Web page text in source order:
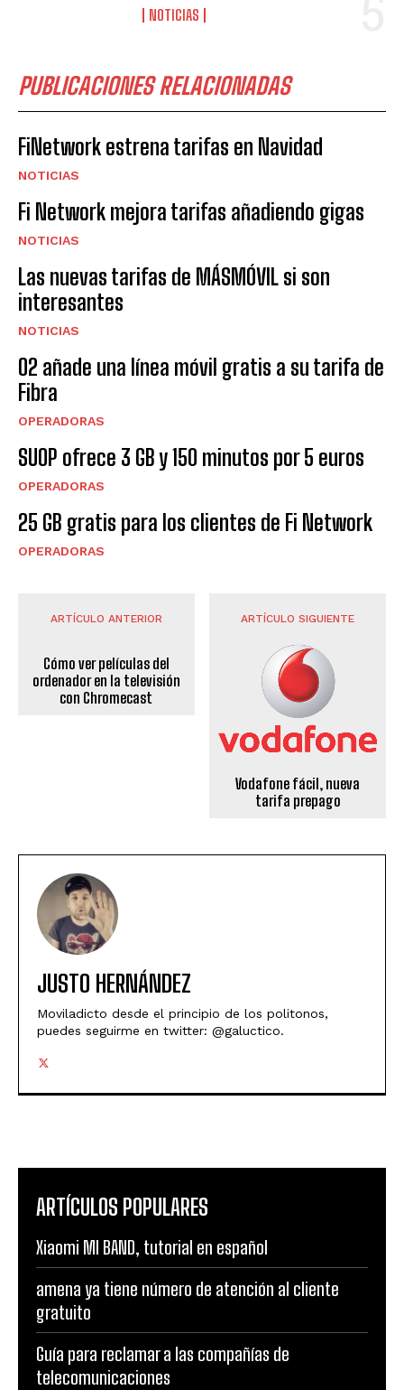
NOTICIAS
PUBLICACIONES RELACIONADAS
FiNetwork estrena tarifas en Navidad
NOTICIAS
Fi Network mejora tarifas añadiendo gigas
NOTICIAS
Las nuevas tarifas de MÁSMÓVIL si son
interesantes
NOTICIAS
O2 añade una línea móvil gratis a su tarifa de
Fibra
OPERADORAS
SUOP ofrece 3 GB y 150 minutos por 5 euros
OPERADORAS
25 GB gratis para los clientes de Fi Network
OPERADORAS
ARTÍCULO ANTERIOR
Cómo ver películas del
ordenador en la televisión
con Chromecast
ARTÍCULO SIGUIENTE
Vodafone fácil, nueva
tarifa prepago
JUSTO HERNÁNDEZ
Moviladicto desde el principio de los politonos,
puedes seguirme en twitter: @galuctico.
ARTÍCULOS POPULARES
Xiaomi MI BAND, tutorial en español
amena ya tiene número de atención al cliente
gratuito
Guía para reclamar a las compañías de
telecomunicaciones